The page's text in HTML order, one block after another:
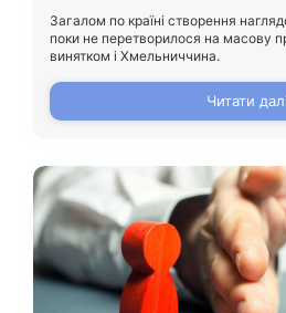
Загалом по країні створення
поки не перетворилося на масову
винятком і Хмельниччина.
Читати далі